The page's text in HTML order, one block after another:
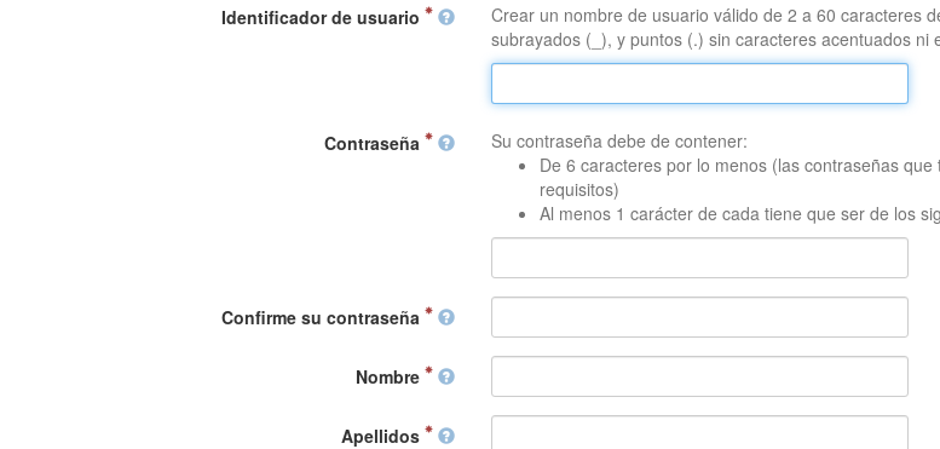
Identificador de usuario
Crear un nombre de usuario válido de 2 a 60 caracteres
subrayados (_), y puntos (.) sin caracteres acentuados ni
Contraseña
Su contraseña debe de contener:
De 6 caracteres por lo menos (las contraseñas
requisitos)
Al menos 1 carácter de cada tiene que ser de los
Confirme su contraseña
Nombre
Apellidos